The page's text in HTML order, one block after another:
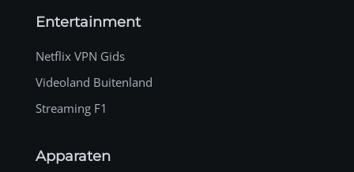
Entertainment
Netflix VPN Gids
Videoland Buitenland
Streaming F1
Apparaten